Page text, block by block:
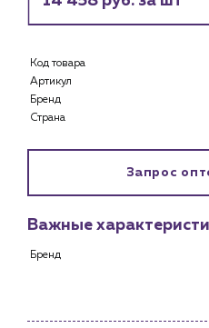
Услуги
Доставка
Код товара
Артикул
Бренд
Страна
Запрос
Важные
Бренд